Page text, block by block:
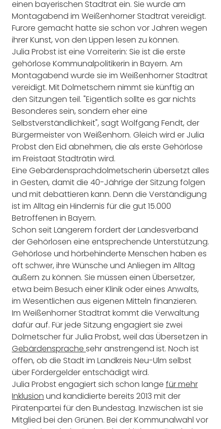
einen bayerischen Stadtrat ein. Sie wurde am
Montagabend im Weißenhorner Stadtrat vereidigt.
Furore gemacht hatte sie schon vor Jahren wegen
ihrer Kunst, von den Lippen lesen zu können.
Julia Probst ist eine Vorreiterin: Sie ist die erste
gehörlose Kommunalpolitikerin in Bayern. Am
Montagabend wurde sie im Weißenhorner Stadtrat
vereidigt. Mit Dolmetschern nimmt sie künftig an
den Sitzungen teil. "Eigentlich sollte es gar nichts
Besonderes sein, sondern eher eine
Selbstverständlichkeit", sagt Wolfgang Fendt, der
Bürgermeister von Weißenhorn. Gleich wird er Julia
Probst den Eid abnehmen, die als erste Gehörlose
im Freistaat Stadträtin wird.
Eine Gebärdensprachdolmetscherin übersetzt alles
in Gesten, damit die 40-Jährige der Sitzung folgen
und mit debattieren kann. Denn die Verständigung
ist im Alltag ein Hindernis für die gut 15.000
Betroffenen in Bayern.
Schon seit Längerem fordert der Landesverband
der Gehörlosen eine entsprechende Unterstützung.
Gehörlose und hörbehinderte Menschen haben es
oft schwer, ihre Wünsche und Anliegen im Alltag
äußern zu können. Sie müssen einen Übersetzer,
etwa beim Besuch einer Klinik oder eines Anwalts,
im Wesentlichen aus eigenen Mitteln finanzieren.
Im Weißenhorner Stadtrat kommt die Verwaltung
dafür auf. Für jede Sitzung engagiert sie zwei
Dolmetscher für Julia Probst, weil das Übersetzen in
Gebärdensprache sehr anstrengend ist. Noch ist
offen, ob die Stadt im Landkreis Neu-Ulm selbst
über Fördergelder entschädigt wird.
Julia Probst engagiert sich schon lange für mehr
Inklusion und kandidierte bereits 2013 mit der
Piratenpartei für den Bundestag. Inzwischen ist sie
Mitglied bei den Grünen. Bei der Kommunalwahl vor